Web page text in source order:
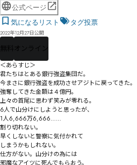
公式ページ
気になるリスト
タグ投票
2022年12月27日公開
無料 オンライン
＜あらすじ＞
君たちはとある銀行強盗集団だ。
今まさに銀行強盗を成功させアジトに戻ってきた。
強奪してきた金額は４億円。
上々の首尾に思わず笑みが零れる。
6人で山分けにしようと思ったが、
1人6,666万6,666……
割り切れない。
早くしないと警察に気付かれて
しまうかもしれない。
仕方がない。山分けの為には
邪魔なアイツに死んでもらおう。